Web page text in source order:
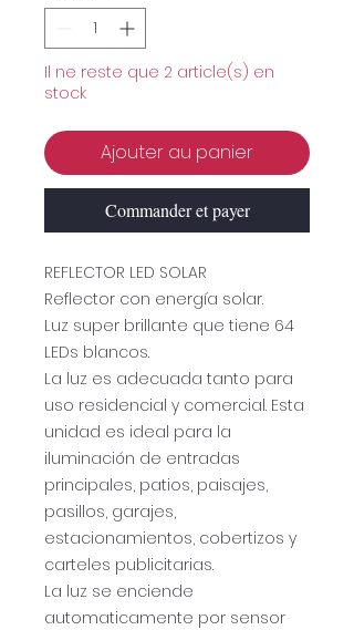
Il ne reste que 2 article(s) en
stock
Ajouter au panier
Commander et payer
REFLECTOR LED SOLAR
Reflector con energía solar.
Luz super brillante que tiene 64
LEDs blancos.
La luz es adecuada tanto para
uso residencial y comercial. Esta
unidad es ideal para la
iluminación de entradas
principales, patios, paisajes,
pasillos, garajes,
estacionamientos, cobertizos y
carteles publicitarias.
La luz se enciende
automaticamente por sensor